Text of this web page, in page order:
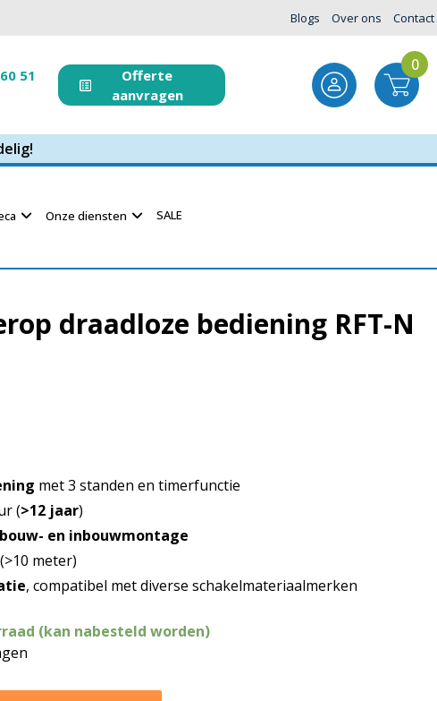
Blogs Over ons Contact
51
Offerte
aanvragen
0
Onze diensten SALE
draadloze bediening RFT-N
met 3 standen en timerfunctie
(>12 jaar)
en inbouwmontage
(>10 meter)
, compatibel met diverse schakelmateriaalmerken
(kan nabesteld worden)